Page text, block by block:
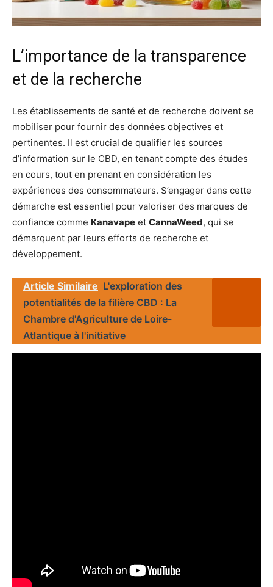
L’importance de la transparence
et de la recherche
Les établissements de santé et de recherche doivent se
mobiliser pour fournir des données objectives et
pertinentes. Il est crucial de qualifier les sources
d’information sur le CBD, en tenant compte des études
en cours, tout en prenant en considération les
expériences des consommateurs. S’engager dans cette
démarche est essentiel pour valoriser des marques de
confiance comme Kanavape et CannaWeed, qui se
démarquent par leurs efforts de recherche et
développement.
Article Similaire L'exploration des
potentialités de la filière CBD : La
Chambre d'Agriculture de Loire-
Atlantique à l'initiative